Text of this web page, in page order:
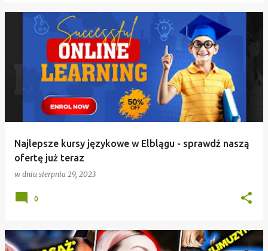
Najlepsze kursy językowe w Elblągu - sprawdź naszą
ofertę już teraz
w dniu sierpnia 29, 2023
0